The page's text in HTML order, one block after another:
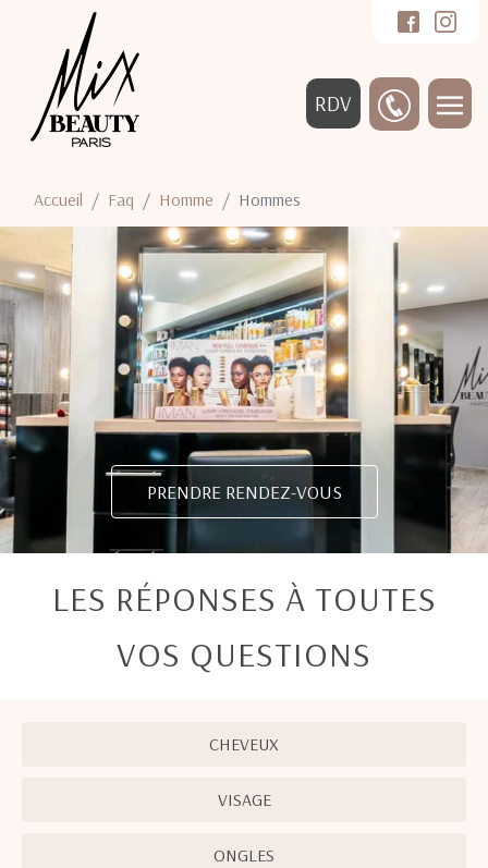
RDV
Accueil Faq Homme Hommes
PRENDRE RENDEZ-VOUS
LES RÉPONSES À TOUTES
VOS QUESTIONS
CHEVEUX
VISAGE
ONGLES